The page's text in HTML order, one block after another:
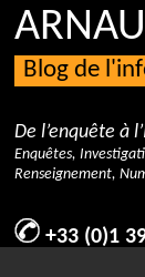
Blog de
De l’enquête à
Enquêtes,
Renseignement,
+33 (0)1